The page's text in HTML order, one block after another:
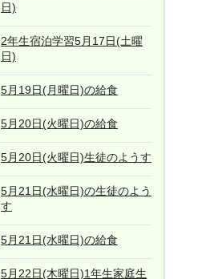
日)
2年生宿泊学習5月17日(土曜
日)
5月19日(月曜日)の給食
5月20日(火曜日)の給食
5月20日(火曜日)生徒のようす
5月21日(水曜日)の生徒のよう
す
5月21日(水曜日)の給食
5月22日(木曜日)1年生家庭生